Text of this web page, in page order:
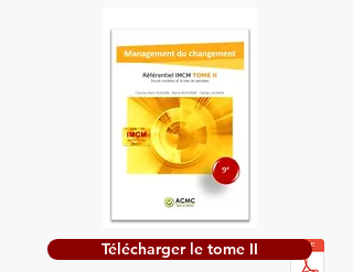
Télécharger le tome II